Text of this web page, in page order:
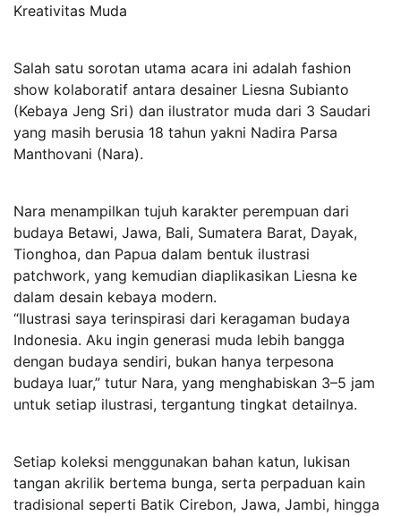
Kreativitas Muda
Salah satu sorotan utama acara ini adalah fashion
show kolaboratif antara desainer Liesna Subianto
(Kebaya Jeng Sri) dan ilustrator muda dari 3 Saudari
yang masih berusia 18 tahun yakni Nadira Parsa
Manthovani (Nara).
Nara menampilkan tujuh karakter perempuan dari
budaya Betawi, Jawa, Bali, Sumatera Barat, Dayak,
Tionghoa, dan Papua dalam bentuk ilustrasi
patchwork, yang kemudian diaplikasikan Liesna ke
dalam desain kebaya modern.
“Ilustrasi saya terinspirasi dari keragaman budaya
Indonesia. Aku ingin generasi muda lebih bangga
dengan budaya sendiri, bukan hanya terpesona
budaya luar,” tutur Nara, yang menghabiskan 3–5 jam
untuk setiap ilustrasi, tergantung tingkat detailnya.
Setiap koleksi menggunakan bahan katun, lukisan
tangan akrilik bertema bunga, serta perpaduan kain
tradisional seperti Batik Cirebon, Jawa, Jambi, hingga